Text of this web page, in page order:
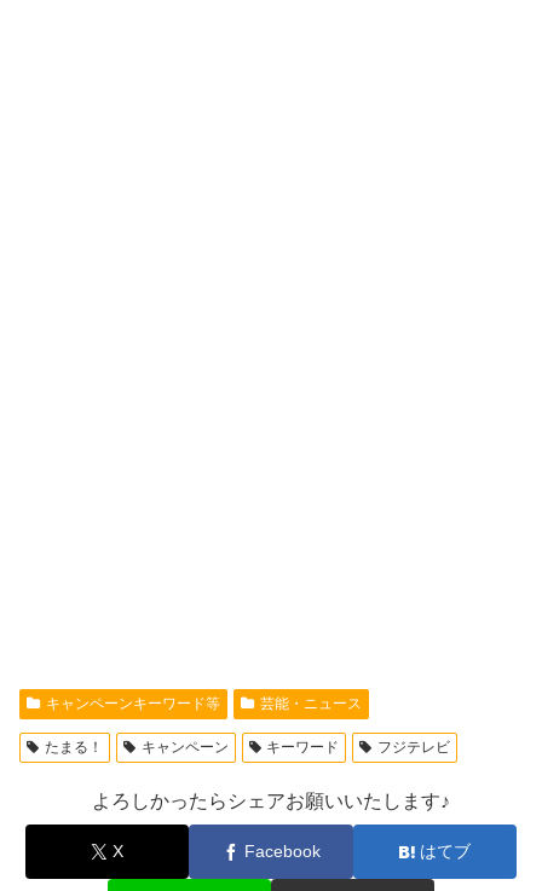
キャンペーンキーワード等 芸能・ニュース
たまる！ キャンペーン キーワード フジテレビ
よろしかったらシェアお願いいたします♪
X Facebook はてブ